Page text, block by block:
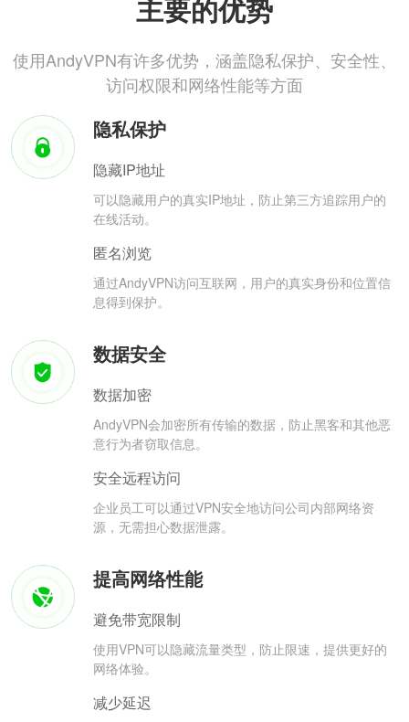
主要的优势
使用AndyVPN有许多优势，涵盖隐私保护、安全性、
访问权限和网络性能等方面
隐私保护
隐藏IP地址
可以隐藏用户的真实IP地址，防止第三方追踪用户的
在线活动。
匿名浏览
通过AndyVPN访问互联网，用户的真实身份和位置信
息得到保护。
数据安全
数据加密
AndyVPN会加密所有传输的数据，防止黑客和其他恶
意行为者窃取信息。
安全远程访问
企业员工可以通过VPN安全地访问公司内部网络资
源，无需担心数据泄露。
提高网络性能
避免带宽限制
使用VPN可以隐藏流量类型，防止限速，提供更好的
网络体验。
减少延迟